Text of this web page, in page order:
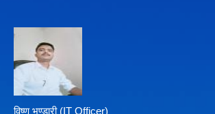
विष्णु भण्डारी (IT Officer)